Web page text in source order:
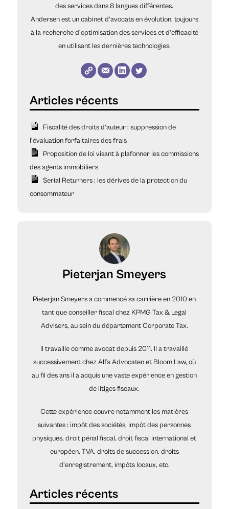
des services dans 8 langues différentes.
Andersen est un cabinet d'avocats en évolution, toujours
à la recherche d'optimisation des services et d'efficacité
en utilisant les dernières technologies.
Fiscalité des droits d’auteur : suppression de
l’évaluation forfaitaires des frais
Proposition de loi visant à plafonner les commissions
des agents immobiliers
Serial Returners : les dérives de la protection du
consommateur
Pieterjan Smeyers
Pieterjan Smeyers a commencé sa carrière en 2010 en
tant que conseiller fiscal chez KPMG Tax & Legal
Advisers, au sein du département Corporate Tax.
Il travaille comme avocat depuis 2011. Il a travaillé
successivement chez Alfa Advocaten et Bloom Law, où
au fil des ans il a acquis une vaste expérience en gestion
de litiges fiscaux.
Cette expérience couvre notamment les matières
suivantes : impôt des sociétés, impôt des personnes
physiques, droit pénal fiscal, droit fiscal international et
européen, TVA, droits de succession, droits
d'enregistrement, impôts locaux, etc.